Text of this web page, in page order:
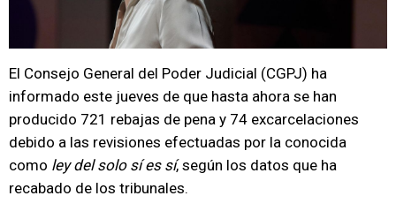
El Consejo General del Poder Judicial (CGPJ) ha
informado este jueves de que hasta ahora se han
producido 721 rebajas de pena y 74 excarcelaciones
debido a las revisiones efectuadas por la conocida
como ley del solo sí es sí, según los datos que ha
recabado de los tribunales.